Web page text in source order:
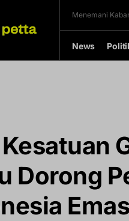
Menemani
News
Dorong
Emas